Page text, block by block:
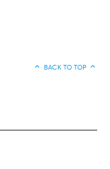
BACK TO TOP